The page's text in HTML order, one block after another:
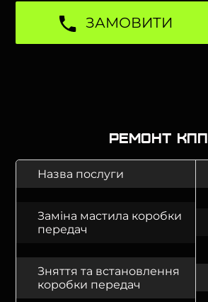
ЗАМОВИТИ
Ремонт КПП
Назва послуги
Заміна мастила коробки
передач
Зняття та встановлення
коробки передач